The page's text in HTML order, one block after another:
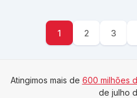
1 2 3
Atingimos mais de 600 milhões
de julho